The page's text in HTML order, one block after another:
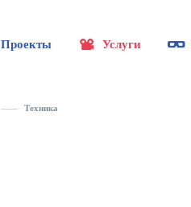
Проекты Услуги
Техника